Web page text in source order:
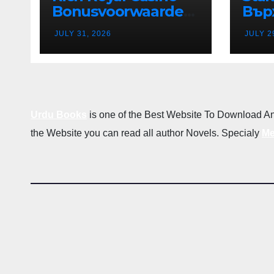
Bonusvoorwaarden
en Bonusregels in
Nederland
JULY 31, 2026
в
JULY
is one of the Best Website To Download
the Website you can read all author Novels. Specialy